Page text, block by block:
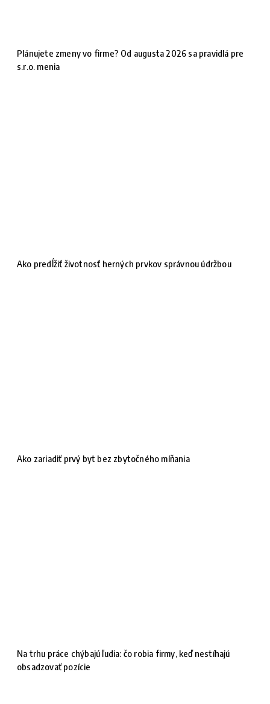
Plánujete zmeny vo firme? Od augusta 2026 sa pravidlá pre
s.r.o. menia
Ako predĺžiť životnosť herných prvkov správnou údržbou
Ako zariadiť prvý byt bez zbytočného míňania
Na trhu práce chýbajú ľudia: čo robia firmy, keď nestíhajú
obsadzovať pozície